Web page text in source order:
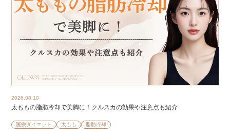
2026.08.10
太ももの脂肪冷却で美脚に！クルスカの効果や注意点も紹介
医療ダイエット 太もも 脂肪冷却